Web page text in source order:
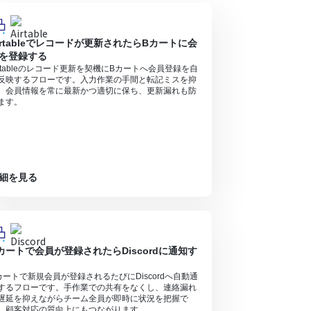
でレコードが更新されたらBカートに会
登録する
のレコード更新を契機にBカートへ会員登録を自
映するフローです。入力作業の手間と転記ミスを抑
会員情報を常に最新かつ適切に保ち、更新漏れも防
す。
を見る
ートで会員が登録されたらDiscordに通知す
ートで新規会員が登録されるたびにDiscordへ自動通
るフローです。手作業での共有をなくし、連絡漏れ
延を抑えながらチーム全員が即時に状況を把握で